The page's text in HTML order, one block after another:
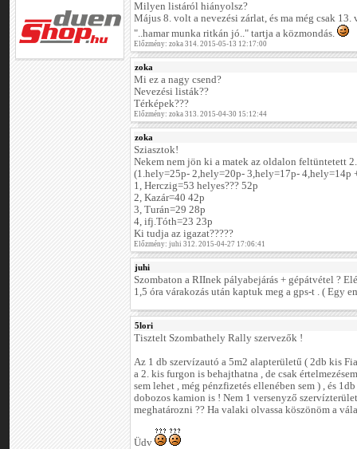
Milyen listáról hiányolsz?
Május 8. volt a nevezési zárlat, és ma még csak 13.
"..hamar munka ritkán jó.." tartja a közmondás.
Előzmény: zoka 314. 2015-05-13 12:17:00
zoka
Mi ez a nagy csend?
Nevezési listák??
Térképek???
Előzmény: zoka 313. 2015-04-30 15:12:44
zoka
Sziasztok!
Nekem nem jön ki a matek az oldalon feltüntetett
(1.hely=25p- 2,hely=20p- 3,hely=17p- 4,hely=14p
1, Herczig=53 helyes??? 52p
2, Kazár=40 42p
3, Turán=29 28p
4, ifj.Tóth=23 23p
Ki tudja az igazat?????
Előzmény: juhi 312. 2015-04-27 17:06:41
juhi
Szombaton a RIInek pályabejárás + gépátvétel ?
1,5 óra várakozás után kaptuk meg a gps-t . ( Egy
5lori
Tisztelt Szombathely Rally szervezők !
Az 1 db szervízautó a 5m2 alapterületű ( 2db kis
a 2. kis furgon is behajthatna , de csak
sem lehet , még pénzfizetés ellenében sem ) , és
dobozos kamion is ! Nem 1 versenyző
meghatározni ?? Ha valaki olvassa köszönöm a
Üdv